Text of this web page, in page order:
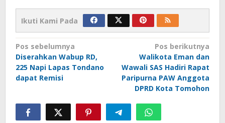
Ikuti Kami Pada
Navigasi
pos
Pos sebelumnya
Diserahkan Wabup RD,
225 Napi Lapas Tondano
dapat Remisi
Pos berikutnya
Walikota Eman dan
Wawali SAS Hadiri Rapat
Paripurna PAW Anggota
DPRD Kota Tomohon